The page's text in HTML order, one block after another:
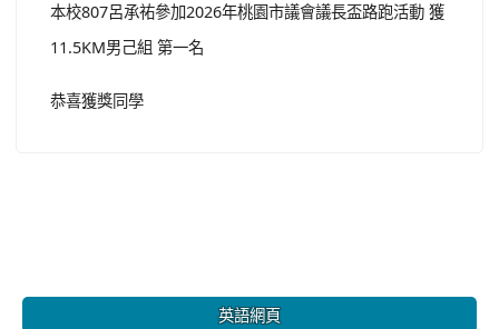
本校807呂承祐參加2026年桃園市議會議長盃路跑活動 獲
11.5KM男己組 第一名
恭喜獲獎同學
英語網頁